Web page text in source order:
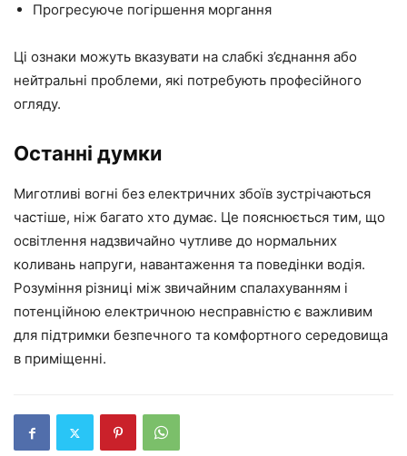
Прогресуюче погіршення моргання
Ці ознаки можуть вказувати на слабкі з’єднання або
нейтральні проблеми, які потребують професійного
огляду.
Останні думки
Миготливі вогні без електричних збоїв зустрічаються
частіше, ніж багато хто думає. Це пояснюється тим, що
освітлення надзвичайно чутливе до нормальних
коливань напруги, навантаження та поведінки водія.
Розуміння різниці між звичайним спалахуванням і
потенційною електричною несправністю є важливим
для підтримки безпечного та комфортного середовища
в приміщенні.